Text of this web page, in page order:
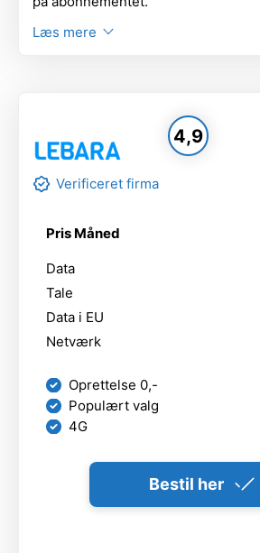
Læs mere
4,9
Verificeret firma
Pris Måned
Data
Tale
Data i EU
Netværk
Oprettelse 0,-
Populært valg
4G
Bestil her